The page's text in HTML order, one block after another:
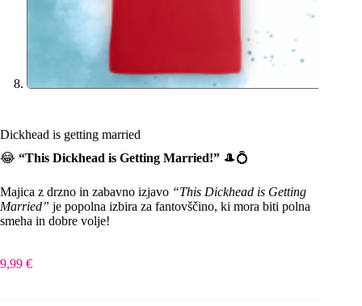
Dickhead is getting married
😂 “This Dickhead is Getting Married!” 🎩💍
Majica z drzno in zabavno izjavo “This Dickhead is Getting
Married” je popolna izbira za fantovščino, ki mora biti polna
smeha in dobre volje!
9,99 €